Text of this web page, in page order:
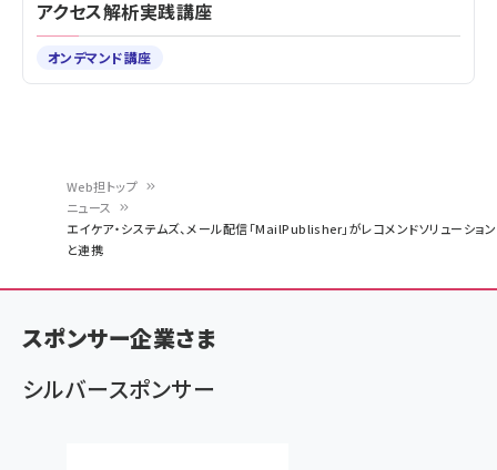
く
ず
Web担トップ
ニュース
エイケア・システムズ、メール配信「MailPublisher」がレコメンドソリューション
と連携
アクセス解析実践講座
オンデマンド講座
スポンサー企業さま
シルバースポンサー